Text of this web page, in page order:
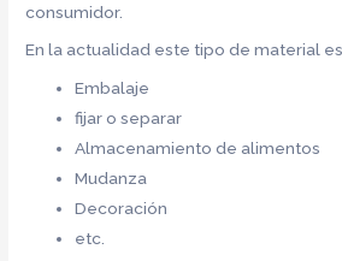
consumidor.
En la actualidad este tipo de material
Embalaje
fijar o separar
Almacenamiento de alimentos
Mudanza
Decoración
etc.